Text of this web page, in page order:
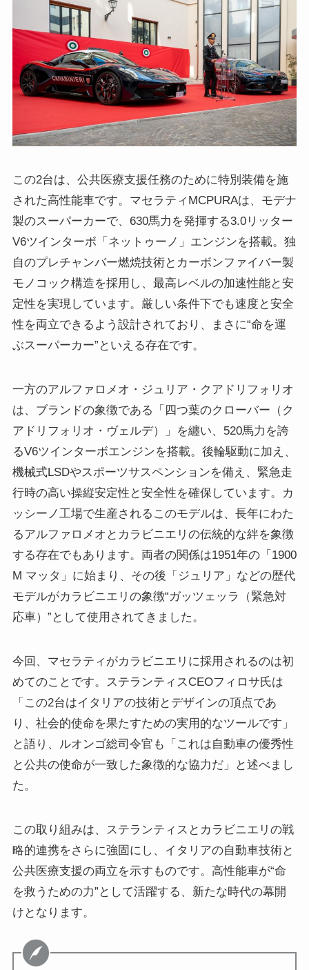
この2台は、公共医療支援任務のために特別装備を施
された高性能車です。マセラティMCPURAは、モデナ
製のスーパーカーで、630馬力を発揮する3.0リッター
V6ツインターボ「ネットゥーノ」エンジンを搭載。独
自のプレチャンバー燃焼技術とカーボンファイバー製
モノコック構造を採用し、最高レベルの加速性能と安
定性を実現しています。厳しい条件下でも速度と安全
性を両立できるよう設計されており、まさに“命を運
ぶスーパーカー”といえる存在です。
一方のアルファロメオ・ジュリア・クアドリフォリオ
は、ブランドの象徴である「四つ葉のクローバー（ク
アドリフォリオ・ヴェルデ）」を纏い、520馬力を誇
るV6ツインターボエンジンを搭載。後輪駆動に加え、
機械式LSDやスポーツサスペンションを備え、緊急走
行時の高い操縦安定性と安全性を確保しています。カ
ッシーノ工場で生産されるこのモデルは、長年にわた
るアルファロメオとカラビニエリの伝統的な絆を象徴
する存在でもあります。両者の関係は1951年の「1900
M マッタ」に始まり、その後「ジュリア」などの歴代
モデルがカラビニエリの象徴“ガッツェッラ（緊急対
応車）”として使用されてきました。
今回、マセラティがカラビニエリに採用されるのは初
めてのことです。ステランティスCEOフィロサ氏は
「この2台はイタリアの技術とデザインの頂点であ
り、社会的使命を果たすための実用的なツールです」
と語り、ルオンゴ総司令官も「これは自動車の優秀性
と公共の使命が一致した象徴的な協力だ」と述べまし
た。
この取り組みは、ステランティスとカラビニエリの戦
略的連携をさらに強固にし、イタリアの自動車技術と
公共医療支援の両立を示すものです。高性能車が“命
を救うための力”として活躍する、新たな時代の幕開
けとなります。